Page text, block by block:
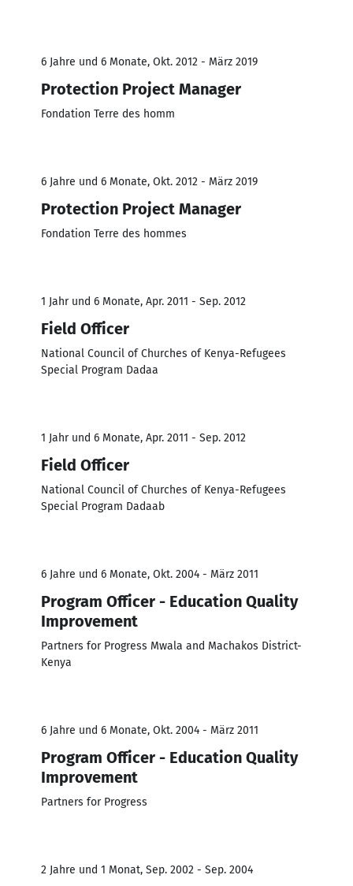
6 Jahre und 6 Monate, Okt. 2012 - März 2019
Protection Project Manager
Fondation Terre des homm
6 Jahre und 6 Monate, Okt. 2012 - März 2019
Protection Project Manager
Fondation Terre des hommes
1 Jahr und 6 Monate, Apr. 2011 - Sep. 2012
Field Officer
National Council of Churches of Kenya-Refugees
Special Program Dadaa
1 Jahr und 6 Monate, Apr. 2011 - Sep. 2012
Field Officer
National Council of Churches of Kenya-Refugees
Special Program Dadaab
6 Jahre und 6 Monate, Okt. 2004 - März 2011
Program Officer - Education Quality
Improvement
Partners for Progress Mwala and Machakos District-
Kenya
6 Jahre und 6 Monate, Okt. 2004 - März 2011
Program Officer - Education Quality
Improvement
Partners for Progress
2 Jahre und 1 Monat, Sep. 2002 - Sep. 2004